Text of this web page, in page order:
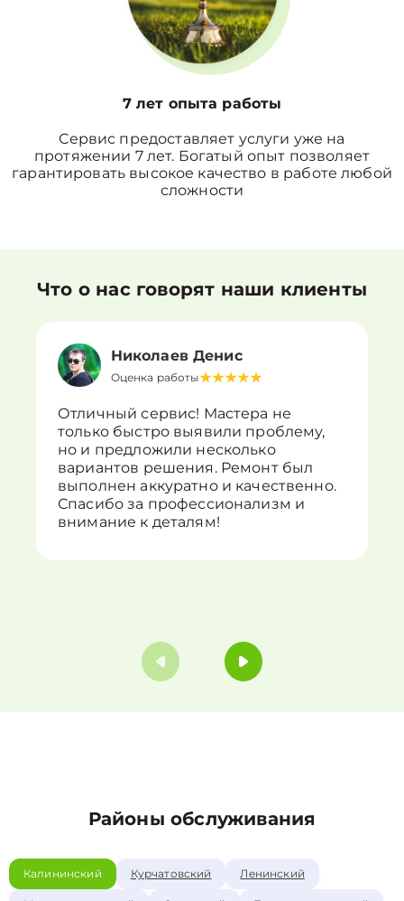
7 лет опыта работы
Сервис предоставляет услуги уже на
протяжении 7 лет. Богатый опыт позволяет
гарантировать высокое качество в работе любой
сложности
Что о нас говорят наши клиенты
Николаев Денис
Оценка работы
Отличный сервис! Мастера не
только быстро выявили проблему,
но и предложили несколько
вариантов решения. Ремонт был
выполнен аккуратно и качественно.
Спасибо за профессионализм и
внимание к деталям!
Районы обслуживания
Калининский Курчатовский Ленинский